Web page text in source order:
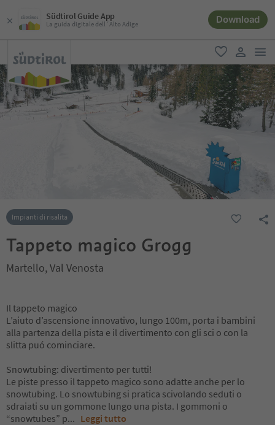
Südtirol Guide App
La guida digitale dell´Alto Adige Download
favoriti
user link
Impianti di risalita
Tappeto magico Grogg
Martello, Val Venosta
Il tappeto magico
L’aiuto d’ascensione innovativo, lungo 100m, porta i bambini
alla partenza della pista e il divertimento con gli sci o con la
slitta puó cominciare.
Snowtubing: divertimento per tutti!
Le piste presso il tappeto magico sono adatte anche per lo
snowtubing. Lo snowtubing si pratica scivolando seduti o
sdraiati su un gommone lungo una pista. I gommoni o
“snowtubes” p... Leggi tutto